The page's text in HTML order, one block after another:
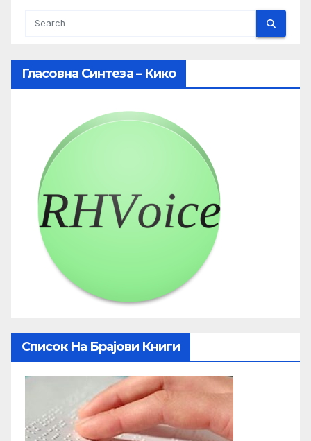
Гласовна Синтеза – Кико
Список На Брајови Книги